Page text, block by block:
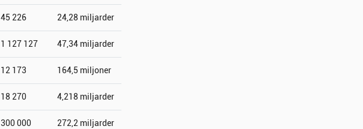
45 226 24,28 miljarder
1 127 127 47,34 miljarder
12 173 164,5 miljoner
18 270 4,218 miljarder
300 000 272,2 miljarder